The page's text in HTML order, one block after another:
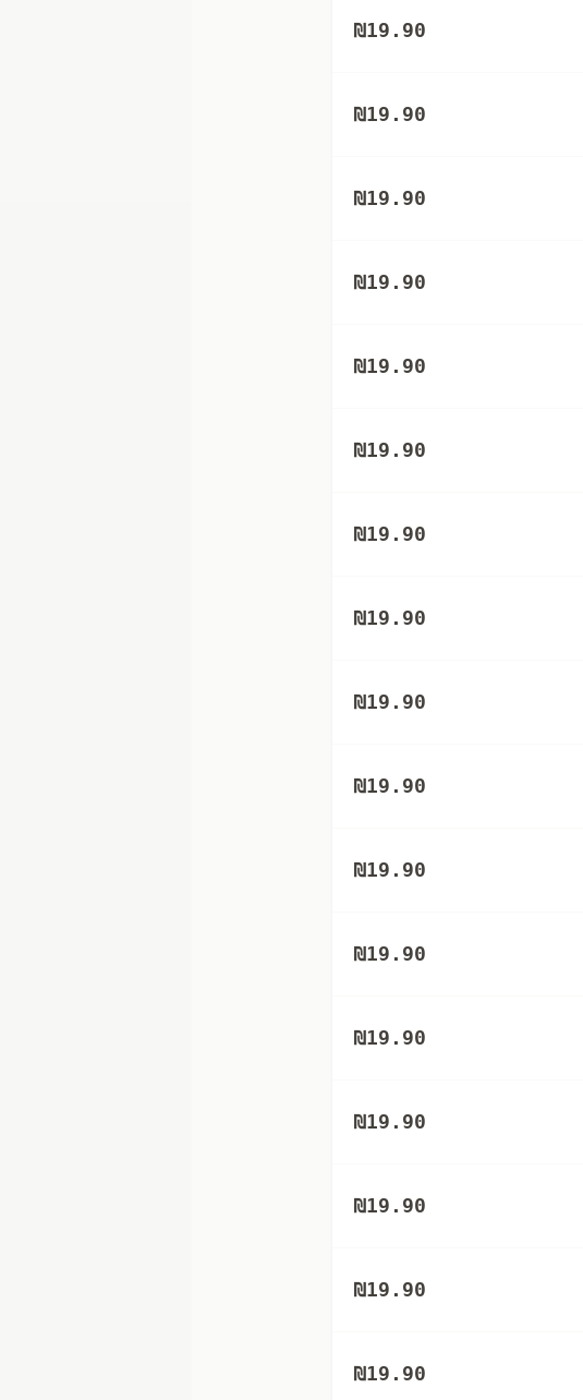
₪19.90
₪19.90
₪19.90
₪19.90
₪19.90
₪19.90
₪19.90
₪19.90
₪19.90
₪19.90
₪19.90
₪19.90
₪19.90
₪19.90
₪19.90
₪19.90
₪19.90